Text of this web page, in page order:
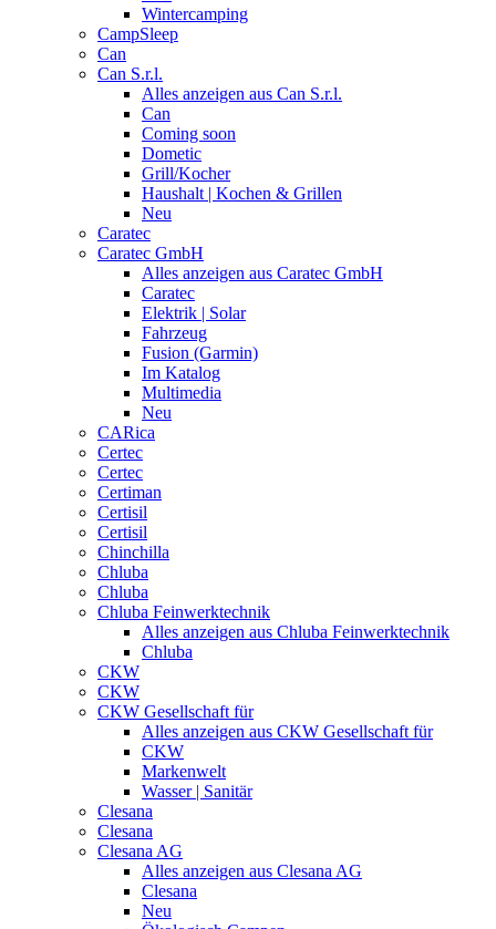
Wintercamping
CampSleep
Can
Can S.r.l.
Alles anzeigen aus Can S.r.l.
Can
Coming soon
Dometic
Grill/Kocher
Haushalt | Kochen & Grillen
Neu
Caratec
Caratec GmbH
Alles anzeigen aus Caratec GmbH
Caratec
Elektrik | Solar
Fahrzeug
Fusion (Garmin)
Im Katalog
Multimedia
Neu
CARica
Certec
Certec
Certiman
Certisil
Certisil
Chinchilla
Chluba
Chluba
Chluba Feinwerktechnik
Alles anzeigen aus Chluba Feinwerktechnik
Chluba
CKW
CKW
CKW Gesellschaft für
Alles anzeigen aus CKW Gesellschaft für
CKW
Markenwelt
Wasser | Sanitär
Clesana
Clesana
Clesana AG
Alles anzeigen aus Clesana AG
Clesana
Neu